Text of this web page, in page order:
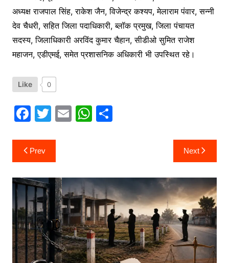
अध्यक्ष राजपाल सिंह, राकेश जैन, विजेन्द्र कश्यप, मेलाराम पंवार, सन्नी
देव चैधरी, सहित जिला पदाधिकारी, ब्लॉक प्रमुख, जिला पंचायत
सदस्य, जिलाधिकारी अरविंद कुमार चैहान, सीडीओ सुमित राजेश
महाजन, एडीएमई, समेत प्रशासनिक अधिकारी भी उपस्थित रहे।
Like 0
F
c
e
b
o
o
k
T
itt
er
E W
A
p
p
S
PostPrev Next